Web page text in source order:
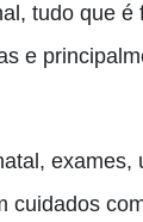
tudo que
e
cuidados